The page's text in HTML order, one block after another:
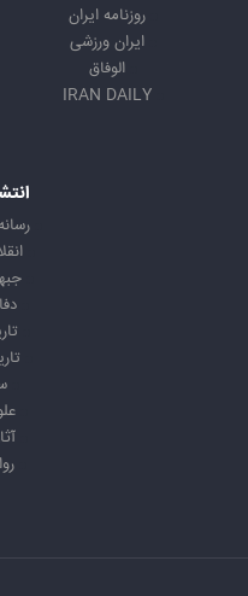
روزنامه ایران
ایران ورزشی
الوفاق
IRAN DAILY